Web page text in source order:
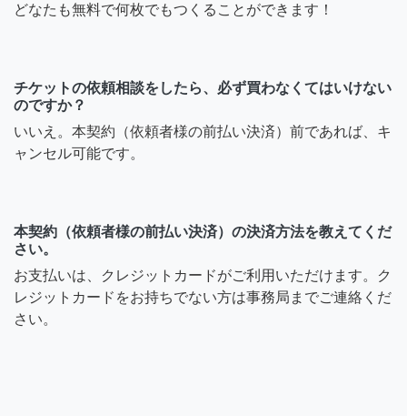
どなたも無料で何枚でもつくることができます！
チケットの依頼相談をしたら、必ず買わなくてはいけない
のですか？
いいえ。本契約（依頼者様の前払い決済）前であれば、キ
ャンセル可能です。
本契約（依頼者様の前払い決済）の決済方法を教えてくだ
さい。
お支払いは、クレジットカードがご利用いただけます。ク
レジットカードをお持ちでない方は事務局までご連絡くだ
さい。